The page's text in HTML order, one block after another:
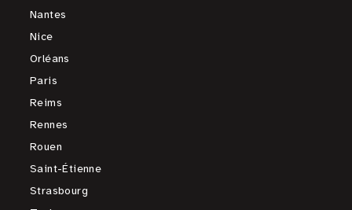
Nantes
Nice
Orléans
Paris
Reims
Rennes
Rouen
Saint-Étienne
Strasbourg